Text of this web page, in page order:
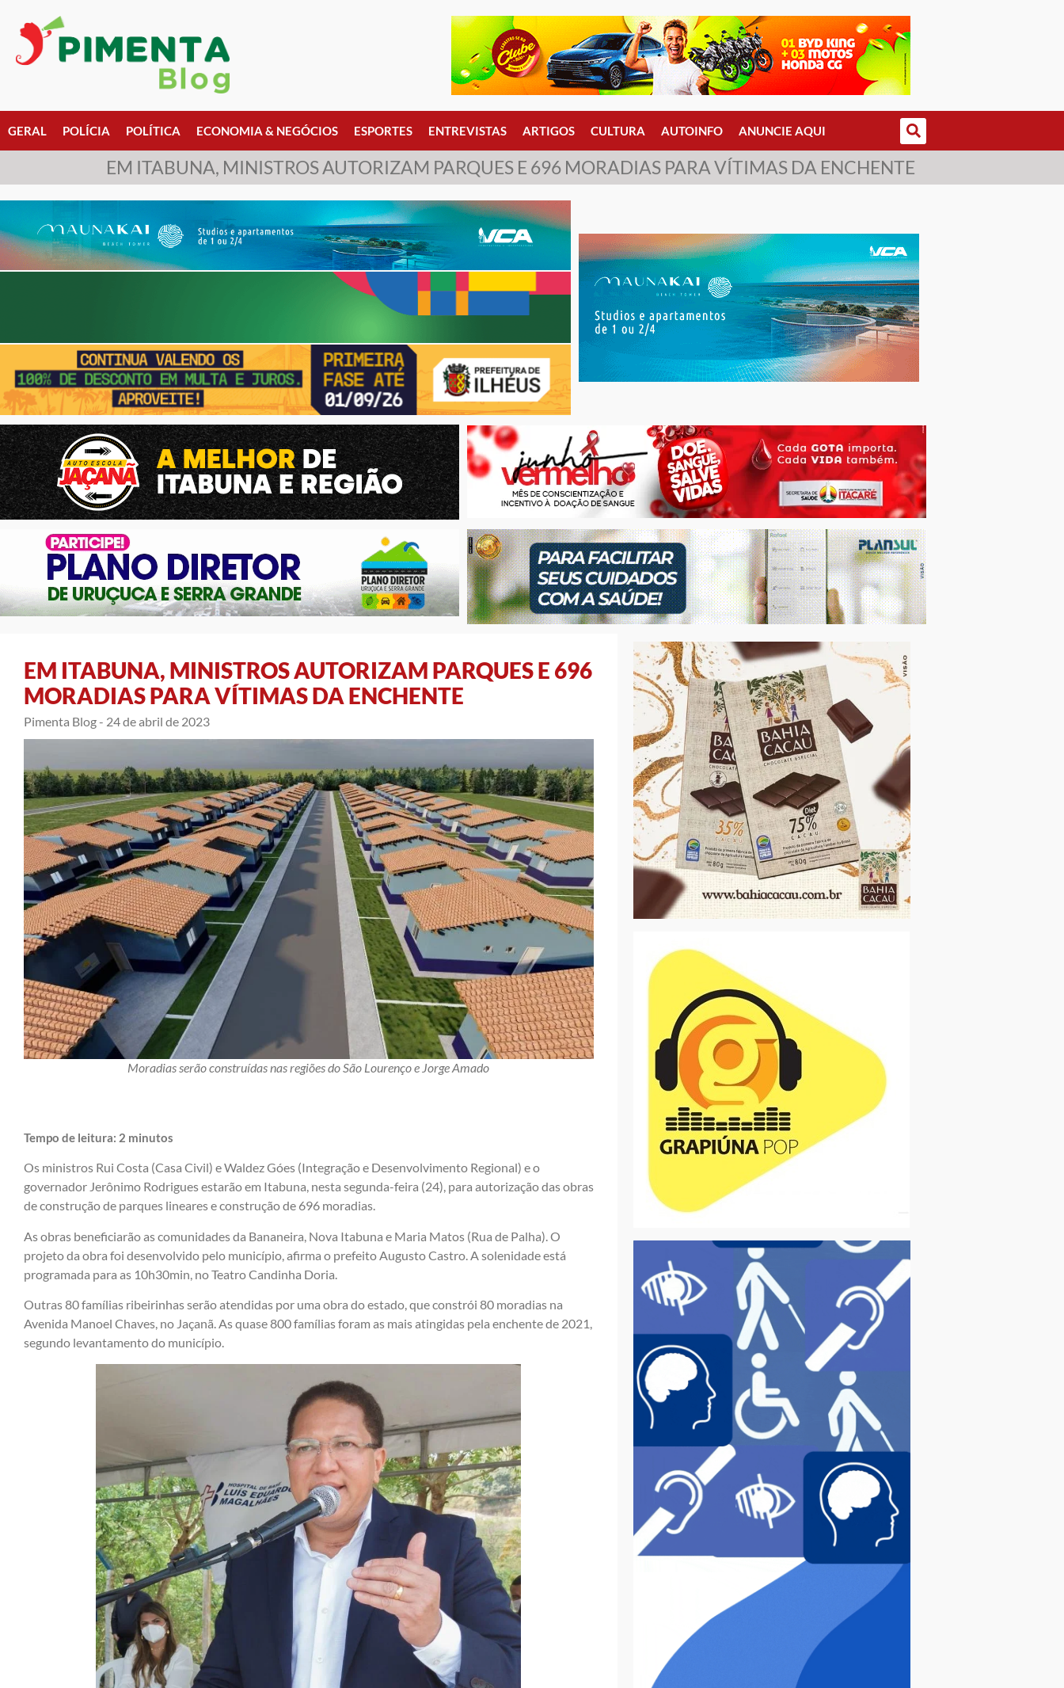
GERAL POLÍCIA POLÍTICA ECONOMIA & NEGÓCIOS ESPORTES ENTREVISTAS ARTIGOS CULTURA AUTOINFO ANUNCIE AQUI
EM ITABUNA, MINISTROS AUTORIZAM PARQUES E 696 MORADIAS PARA VÍTIMAS DA ENCHENTE
EM ITABUNA, MINISTROS AUTORIZAM PARQUES E 696
MORADIAS PARA VÍTIMAS DA ENCHENTE
Pimenta Blog - 24 de abril de 2023
Moradias serão construídas nas regiões do São Lourenço e Jorge Amado
Tempo de leitura: 2 minutos
Os ministros Rui Costa (Casa Civil) e Waldez Góes (Integração e Desenvolvimento Regional) e o
governador Jerônimo Rodrigues estarão em Itabuna, nesta segunda-feira (24), para autorização das obras
de construção de parques lineares e construção de 696 moradias.
As obras beneficiarão as comunidades da Bananeira, Nova Itabuna e Maria Matos (Rua de Palha). O
projeto da obra foi desenvolvido pelo município, afirma o prefeito Augusto Castro. A solenidade está
programada para as 10h30min, no Teatro Candinha Doria.
Outras 80 famílias ribeirinhas serão atendidas por uma obra do estado, que constrói 80 moradias na
Avenida Manoel Chaves, no Jaçanã. As quase 800 famílias foram as mais atingidas pela enchente de 2021,
segundo levantamento do município.